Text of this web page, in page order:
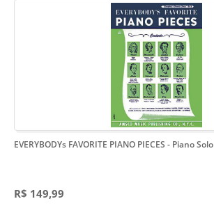
EVERYBODYs FAVORITE PIANO PIECES - Piano Solo
R$ 149,99